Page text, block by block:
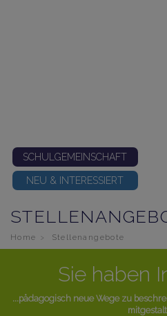
SCHULGEMEINSCHAFT
NEU & INTERESSIERT
Home Stellenangebote
Sie haben
...pädagogisch neue Wege zu